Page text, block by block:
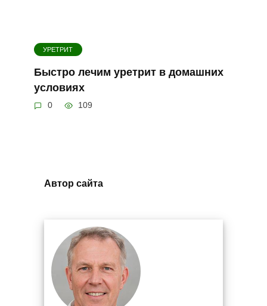
УРЕТРИТ
Быстро лечим уретрит в домашних
условиях
0 109
Автор сайта